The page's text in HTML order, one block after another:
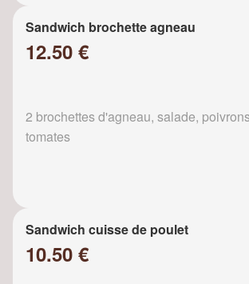
Sandwich brochette agneau
12.50 €
2 brochettes d'agneau, salade,
tomates
Sandwich cuisse de poulet
10.50 €